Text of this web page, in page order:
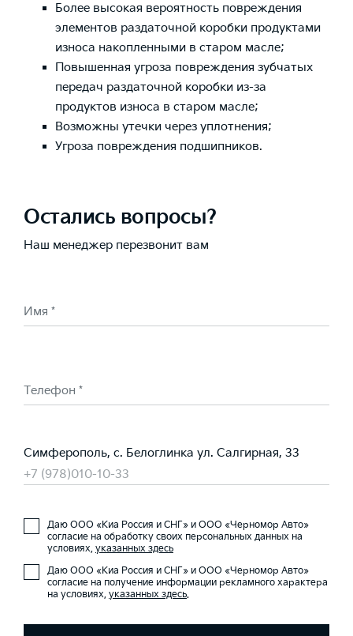
Более высокая вероятность повреждения
элементов раздаточной коробки продуктами
износа накопленными в старом масле;
Повышенная угроза повреждения зубчатых
передач раздаточной коробки из-за
продуктов износа в старом масле;
Возможны утечки через уплотнения;
Угроза повреждения подшипников.
Остались вопросы?
Наш менеджер перезвонит вам
Имя *
Телефон *
Симферополь, с. Белоглинка ул. Салгирная, 33
+7 (978)010-10-33
Даю ООО «Киа Россия и СНГ» и ООО «Черномор Авто»
согласие на обработку своих персональных данных на
условиях, указанных здесь
Даю ООО «Киа Россия и СНГ» и ООО «Черномор Авто»
согласие на получение информации рекламного характера
на условиях, указанных здесь.